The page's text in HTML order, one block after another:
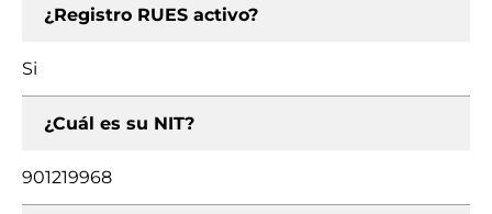
¿Registro RUES activo?
Si
¿Cuál es su NIT?
901219968